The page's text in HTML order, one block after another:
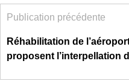
Publication précédente
Réhabilitation de
proposent l’interpellation